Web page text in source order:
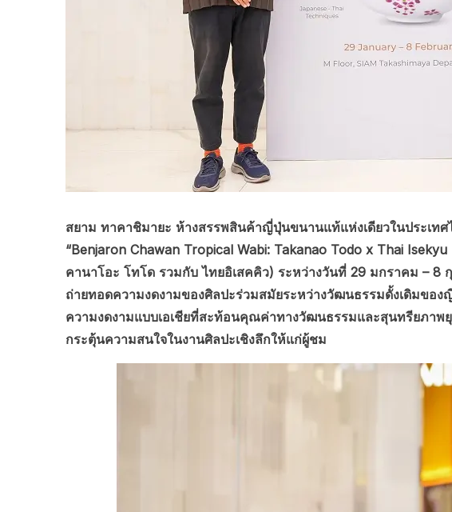
สยาม ทาคาชิมายะ ห้างสรรพสินค้าญี่ปุ่นขนานแท้แห่งเดียวในประเท
“Benjaron Chawan Tropical Wabi: Takanao Todo x Thai
คานาโอะ โทโด รวมกับ ไทยอิเสคคิว) ระหว่างวันที่ 29 มกราคม –
ถ่ายทอดความงดงามของศิลปะร่วมสมัยระหว่างวัฒนธรรมดั้งเดิมขอ
ความงดงามแบบเอเชียที่สะท้อนคุณค่าทางวัฒนธรรมและสุนทรียภา
กระตุ้นความสนใจในงานศิลปะเชิงลึกให้แก่ผู้ชม